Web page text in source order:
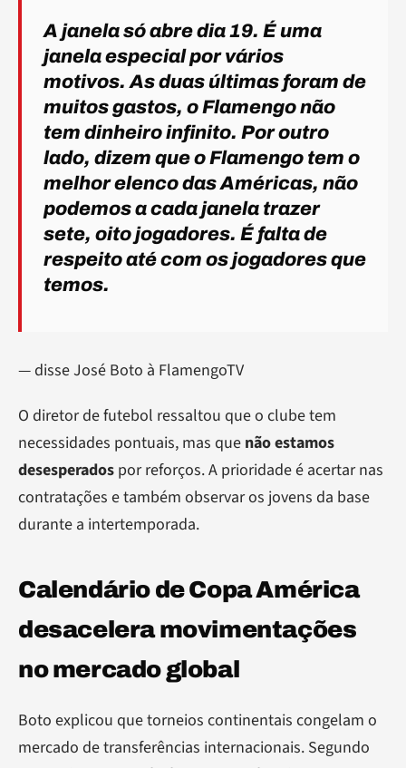
A janela só abre dia 19. É uma
janela especial por vários
motivos. As duas últimas foram de
muitos gastos, o Flamengo não
tem dinheiro infinito. Por outro
lado, dizem que o Flamengo tem o
melhor elenco das Américas, não
podemos a cada janela trazer
sete, oito jogadores. É falta de
respeito até com os jogadores que
temos.
— disse José Boto à FlamengoTV
O diretor de futebol ressaltou que o clube tem
necessidades pontuais, mas que não estamos
desesperados por reforços. A prioridade é acertar nas
contratações e também observar os jovens da base
durante a intertemporada.
Calendário de Copa América
desacelera movimentações
no mercado global
Boto explicou que torneios continentais congelam o
mercado de transferências internacionais. Segundo